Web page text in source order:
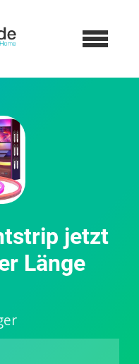
jetzt
Länge